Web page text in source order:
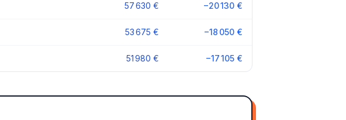
57 630 € −20 130 €
53 675 € −18 050 €
51 980 € −17 105 €